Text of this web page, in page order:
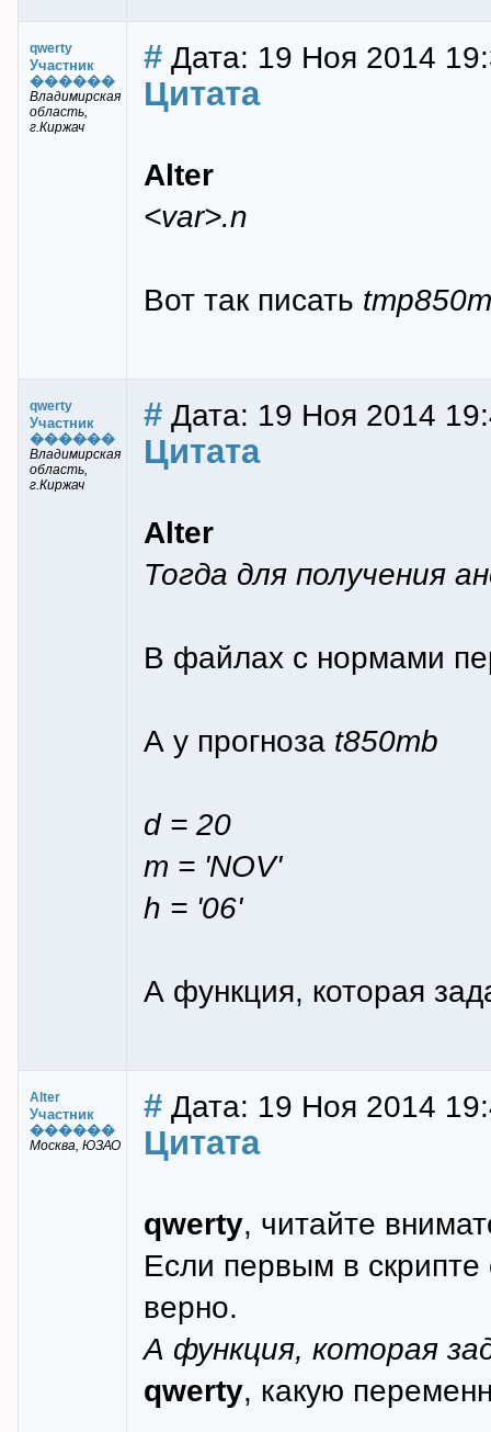
qwerty
Участник
������
Владимирская
область,
г.Киржач
# Дата: 19 Ноя 2014
Цитата
Alter
<var>.n
Вот так писать
qwerty
Участник
������
Владимирская
область,
г.Киржач
# Дата: 19 Ноя 2014
Цитата
Alter
Тогда для получения
В файлах с нормами
А у прогноза t850mb
d = 20
m = 'NOV'
h = '06'
А функция, которая
Alter
Участник
������
Москва, ЮЗАО
# Дата: 19 Ноя 2014
Цитата
qwerty, читайте
Если первым в скрипте
верно.
А функция, которая
qwerty, какую